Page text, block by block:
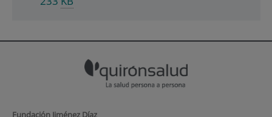
Fundación Jiménez Díaz